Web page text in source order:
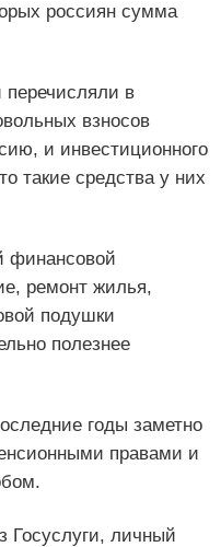
россиян сумма
перечисляли в
взносов
и инвестиционного
такие средства у них
финансовой
ремонт жилья,
подушки
полезнее
годы заметно
правами и
Госуслуги, личный